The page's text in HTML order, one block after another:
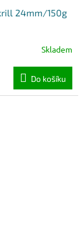
24mm/150g
Skladem
Do košíku